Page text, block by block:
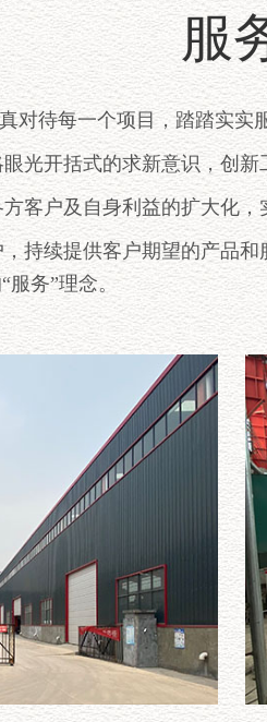
服
待每一个项目，踏踏实实
开括式的求新意识，创新
户及自身利益的扩大化，
续提供客户期望的产品和
服务”理念。